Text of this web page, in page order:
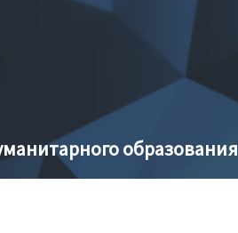
образования